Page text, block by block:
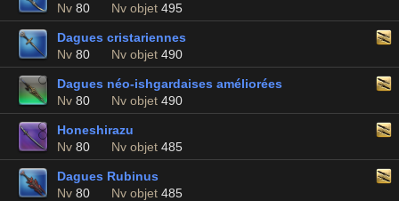
Nv 80 Nv objet 495
Dagues cristariennes
Nv 80 Nv objet 490
Dagues néo-ishgardaises améliorées
Nv 80 Nv objet 490
Honeshirazu
Nv 80 Nv objet 485
Dagues Rubinus
Nv 80 Nv objet 485